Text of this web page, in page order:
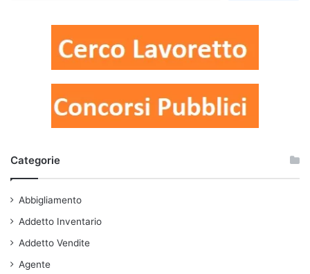
Categorie
Abbigliamento
Addetto Inventario
Addetto Vendite
Agente